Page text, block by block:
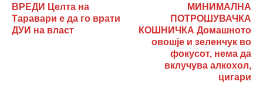
ВРЕДИ Целта на
Таравари е да го врати
ДУИ на власт
МИНИМАЛНА
ПОТРОШУВАЧКА
КОШНИЧКА Домашното
овошје и зеленчук во
фокусот, нема да
вклучува алкохол,
цигари